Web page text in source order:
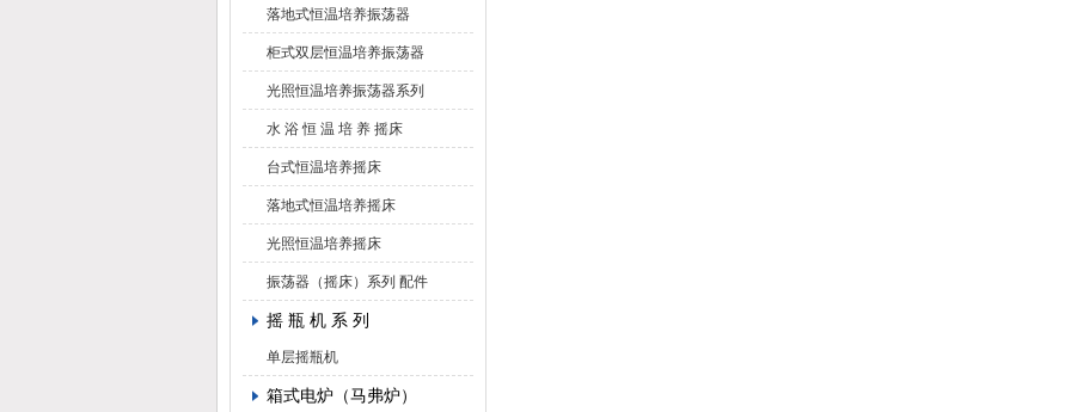
落地式恒温培养振荡器
柜式双层恒温培养振荡器
光照恒温培养振荡器系列
水 浴 恒 温 培 养 摇床
台式恒温培养摇床
落地式恒温培养摇床
光照恒温培养摇床
振荡器（摇床）系列 配件
摇 瓶 机 系 列
单层摇瓶机
箱式电炉（马弗炉）